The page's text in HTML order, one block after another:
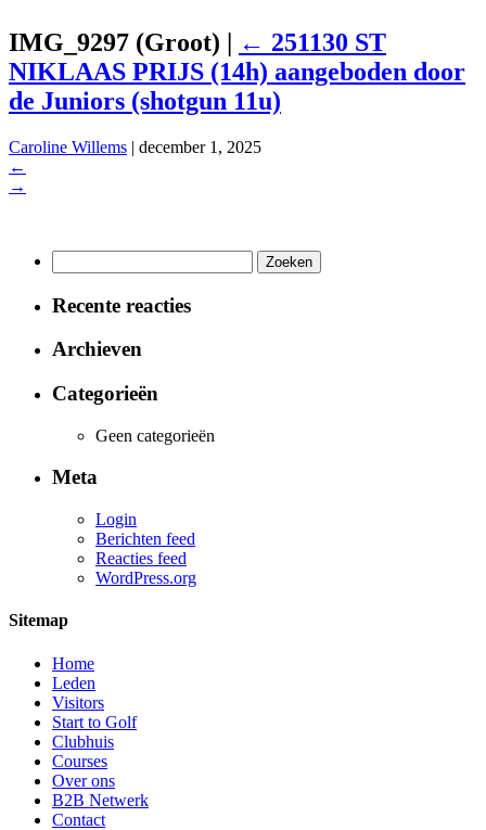
IMG_9297 (Groot) | ← 251130 ST
NIKLAAS PRIJS (14h) aangeboden door
de Juniors (shotgun 11u)
Caroline Willems | december 1, 2025
←
→
naar:
Recente reacties
Archieven
Categorieën
Geen categorieën
Meta
Login
Berichten feed
Reacties feed
WordPress.org
Sitemap
Home
Leden
Visitors
Start to Golf
Clubhuis
Courses
Over ons
B2B Netwerk
Contact